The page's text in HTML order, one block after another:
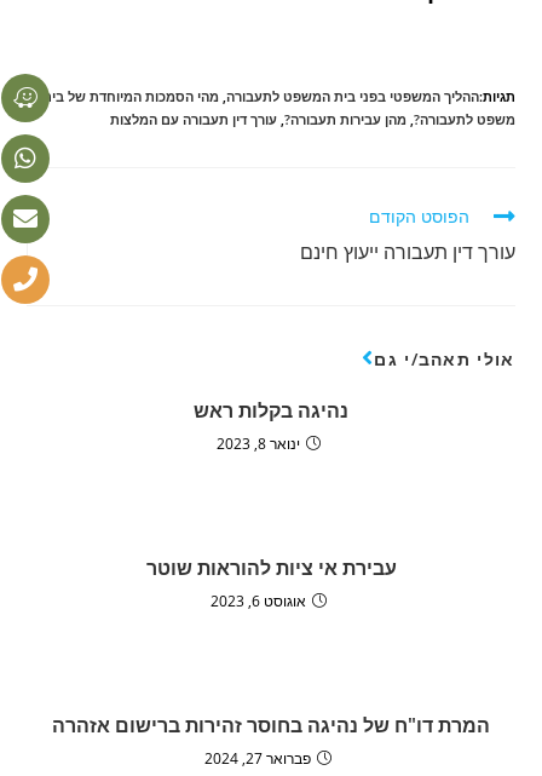
תגיות:ההליך המשפטי בפני בית המשפט לתעבורה, מהי הסמכות המיוחדת של בית
משפט לתעבורה?, מהן עבירות תעבורה?, עורך דין תעבורה עם המלצות
הפוסט הקודם
עורך דין תעבורה ייעוץ חינם
אולי תאהב/י גם
נהיגה בקלות ראש
ינואר 8, 2023
עבירת אי ציות להוראות שוטר
אוגוסט 6, 2023
המרת דו"ח של נהיגה בחוסר זהירות ברישום אזהרה
פברואר 27, 2024